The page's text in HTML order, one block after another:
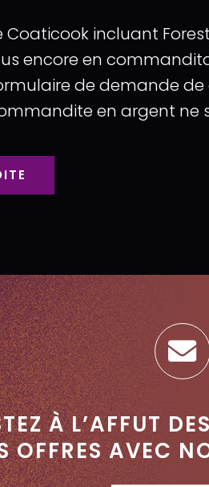
incluant
encore en
de demande
en argent ne
À L’AFFUT
OFFRES AVEC